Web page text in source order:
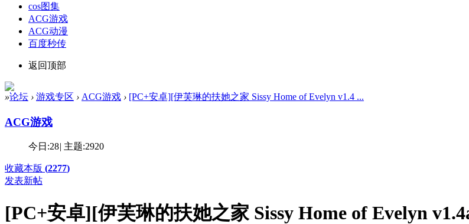
cos图集
ACG游戏
ACG动漫
百度秒传
返回顶部
»论坛 › 游戏专区 › ACG游戏 › [PC+安卓][伊芙琳的扶她之家 Sissy Home of Evelyn v1.4 ...
ACG游戏
今日:28| 主题:2920
收藏本版 (2277)
发表新帖
[PC+安卓][伊芙琳的扶她之家 Sissy Home of Evelyn